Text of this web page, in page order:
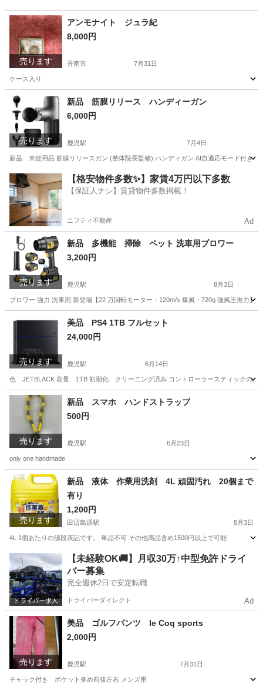
売ります
アンモナイト ジュラ紀
8,000円
香南市 7月31日
ケース入り
高知 香南市 その他 アンモナイト
売ります
新品 筋膜リリース ハンディーガン
6,000円
鹿児駅 7月4日
新品 未使用品 筋膜リリースガン (整体院長監修) ハンディガン AI自適応モード付き
高知 高知市 鹿児駅 マッサージ器 筋膜
【格安物件多数✨】家賃4万円以下多数
【保証人ナシ】賃貸物件多数掲載！
ニフティ不動産 Ad
売ります
新品 多機能 掃除 ペット 洗車用ブロワー
3,200円
鹿児駅 8月3日
ブロワー 強力 洗車用 新登場【22 万回転モーター・120m/s 爆風・720g 強風圧推力
鹿児駅 メンテナンス用品
売ります
美品 PS4 1TB フルセット
24,000円
鹿児駅 6月14日
色 JETBLACK 容量 1TB 初期化 クリーニング済み コントローラースティックのみ
高知 高知市 鹿児駅 テレビゲーム PS4
売ります
新品 スマホ ハンドストラップ
500円
鹿児駅 6月23日
only one handmade
高知 高知市 鹿児駅 携帯アクセサリー ストラップ
売ります
新品 液体 作業用洗剤 4L 頑固汚れ 20個まで
有り
1,200円
田辺島通駅 8月3日
4L 1個あたりの値段表記です。 単品不可 その他商品含め1500円以上で可能
高知市 田辺島通駅 洗濯用品 新品
【未経験OK🚚】月収30万↑中型免許ドライ
バー募集
完全週休2日で安定転職
ドライバーダイレクト Ad
売ります
美品 ゴルフパンツ le Coq sports
2,000円
鹿児駅 7月31日
チャック付き ポケット多め前後左右 メンズ用